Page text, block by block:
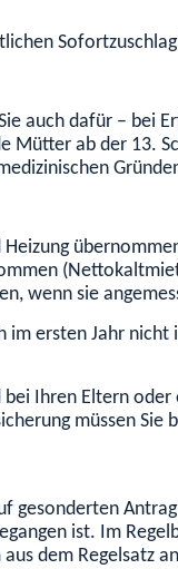
Sofortzuschlag
auch dafür – bei
ab der 13.
wenn sie
ersten Jahr
Ihren Eltern
müssen Sie
ist. Im
dem Regelsatz